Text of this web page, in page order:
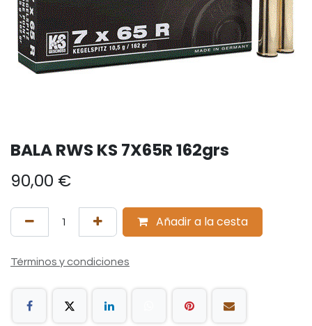
BALA RWS KS 7X65R 162grs
90,00 €
Añadir a la cesta
Términos y condiciones